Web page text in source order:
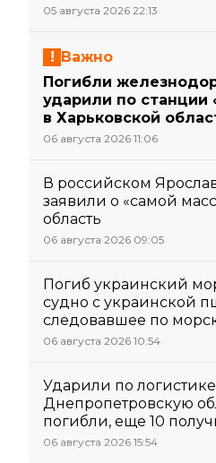
05 августа 2026 22:13
Важно
Погибли
ударили по станции
в Харьковской
06 августа 2026 11:06
В российском
заявили о «самой
область
06 августа 2026 09:05
Погиб украинский
судно с украинской
следовавшее по
06 августа 2026 10:54
Ударили по
Днепропетровскую
погибли, еще 10
06 августа 2026 15:54